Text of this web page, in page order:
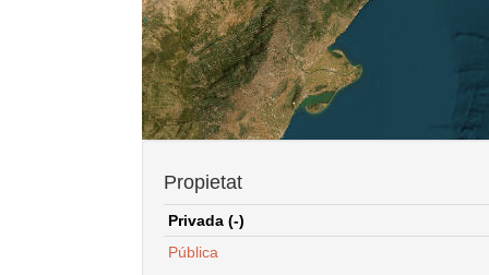
Propietat
Privada (-)
Pública